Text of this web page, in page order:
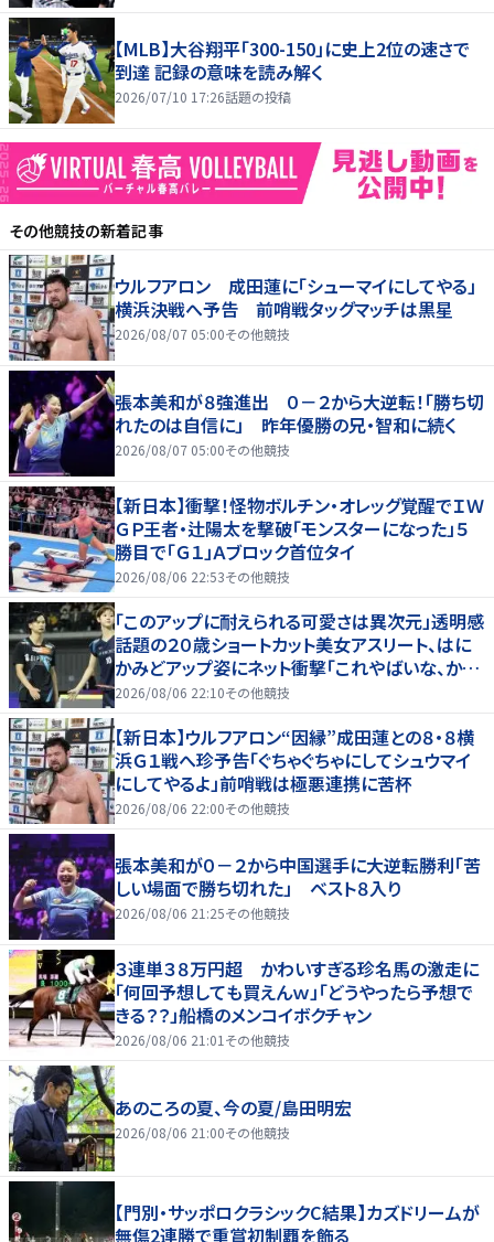
【MLB】大谷翔平「300-150」に史上2位の速さで
到達 記録の意味を読み解く
2026/07/10 17:26話題の投稿
その他競技の新着記事
ウルフアロン 成田蓮に「シューマイにしてやる」
横浜決戦へ予告 前哨戦タッグマッチは黒星
2026/08/07 05:00その他競技
張本美和が８強進出 ０－２から大逆転！「勝ち切
れたのは自信に」 昨年優勝の兄・智和に続く
2026/08/07 05:00その他競技
【新日本】衝撃！怪物ボルチン・オレッグ覚醒でＩＷ
ＧＰ王者・辻陽太を撃破「モンスターになった」５
勝目で「Ｇ１」Ａブロック首位タイ
2026/08/06 22:53その他競技
「このアップに耐えられる可愛さは異次元」透明感
話題の２０歳ショートカット美女アスリート、はに
かみどアップ姿にネット衝撃「これやばいな、かわ
いすぎる」「顔ちっちゃ」
2026/08/06 22:10その他競技
【新日本】ウルフアロン“因縁”成田蓮との８・８横
浜Ｇ１戦へ珍予告「ぐちゃぐちゃにしてシュウマイ
にしてやるよ」前哨戦は極悪連携に苦杯
2026/08/06 22:00その他競技
張本美和が０－２から中国選手に大逆転勝利「苦
しい場面で勝ち切れた」 ベスト８入り
2026/08/06 21:25その他競技
３連単３８万円超 かわいすぎる珍名馬の激走に
「何回予想しても買えんｗ」「どうやったら予想で
きる？？」船橋のメンコイボクチャン
2026/08/06 21:01 その他競技
あのころの夏、今の夏/島田明宏
2026/08/06 21:00その他競技
【門別・サッポロクラシックC結果】カズドリームが
無傷2連勝で重賞初制覇を飾る